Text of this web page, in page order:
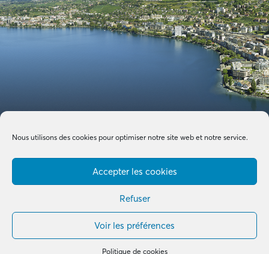
Nous utilisons des cookies pour optimiser notre site web et notre service.
Accepter les cookies
Refuser
Voir les préférences
Politique de cookies
B+G & Partners SA © 2026 –